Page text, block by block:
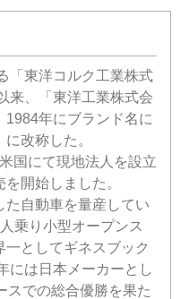
「東洋コルク工業株式
来、「東洋工業株式会
年にブランド名に
改称した。
国にて現地法人を設立
開始しました。
た自動車を量産してい
乗り小型オープンス
としてギネスブック
には日本メーカーとし
スでの総合優勝を果た